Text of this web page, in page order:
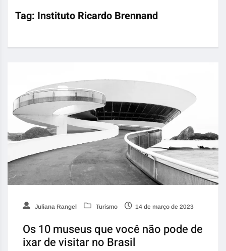
Tag: Instituto Ricardo Brennand
Juliana Rangel Turismo 14 de março de 2023
Os 10 museus que você não pode de
ixar de visitar no Brasil